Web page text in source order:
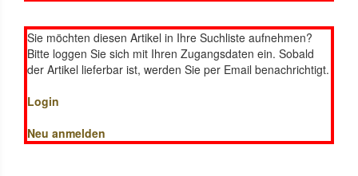
Sie möchten diesen Artikel in Ihre Suchliste aufnehmen?
Bitte loggen Sie sich mit Ihren Zugangsdaten ein. Sobald
der Artikel lieferbar ist, werden Sie per Email benachrichtigt.
Login
Neu anmelden